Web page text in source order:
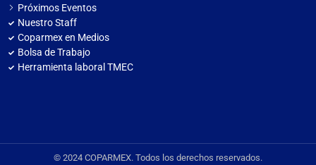
Próximos Eventos
Nuestro Staff
Coparmex en Medios
Bolsa de Trabajo
Herramienta laboral TMEC
© 2024 COPARMEX. Todos los derechos reservados.